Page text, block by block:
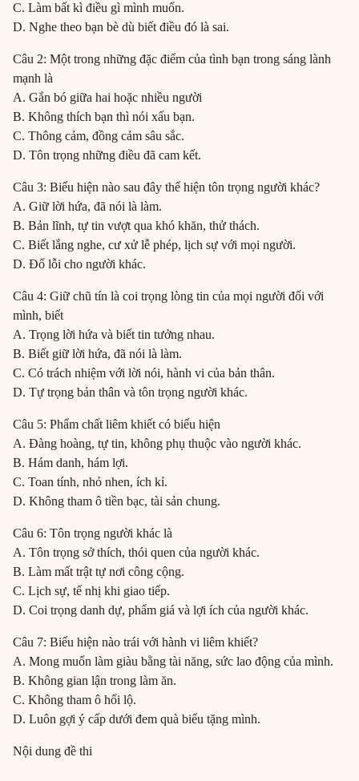
C. Làm bất kì điều gì mình muốn.
D. Nghe theo bạn bè dù biết điều đó là sai.
Câu 2: Một trong những đặc điểm của tình bạn trong sáng lành
mạnh là
A. Gắn bó giữa hai hoặc nhiều người
B. Không thích bạn thì nói xấu bạn.
C. Thông cảm, đồng cảm sâu sắc.
D. Tôn trọng những điều đã cam kết.
Câu 3: Biểu hiện nào sau đây thể hiện tôn trọng người khác?
A. Giữ lời hứa, đã nói là làm.
B. Bản lĩnh, tự tin vượt qua khó khăn, thử thách.
C. Biết lắng nghe, cư xử lễ phép, lịch sự với mọi người.
D. Đổ lỗi cho người khác.
Câu 4: Giữ chũ tín là coi trọng lòng tin của mọi người đối với
mình, biết
A. Trọng lời hứa và biết tin tưởng nhau.
B. Biết giữ lời hứa, đã nói là làm.
C. Có trách nhiệm với lời nói, hành vi của bản thân.
D. Tự trọng bản thân và tôn trọng người khác.
Câu 5: Phẩm chất liêm khiết có biểu hiện
A. Đàng hoàng, tự tin, không phụ thuộc vào người khác.
B. Hám danh, hám lợi.
C. Toan tính, nhỏ nhen, ích kỉ.
D. Không tham ô tiền bạc, tài sản chung.
Câu 6: Tôn trọng người khác là
A. Tôn trọng sở thích, thói quen của người khác.
B. Làm mất trật tự nơi công cộng.
C. Lịch sự, tế nhị khi giao tiếp.
D. Coi trọng danh dự, phẩm giá và lợi ích của người khác.
Câu 7: Biểu hiện nào trái với hành vi liêm khiết?
A. Mong muốn làm giàu bằng tài năng, sức lao động của mình.
B. Không gian lận trong làm ăn.
C. Không tham ô hối lộ.
D. Luôn gợi ý cấp dưới đem quà biếu tặng mình.
Nội dung đề thi